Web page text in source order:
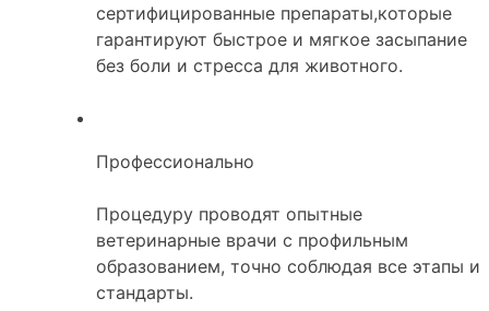
сертифицированные препараты,которые
гарантируют быстрое и мягкое засыпание
без боли и стресса для животного.
Профессионально
Процедуру проводят опытные
ветеринарные врачи с профильным
образованием, точно соблюдая все этапы и
стандарты.